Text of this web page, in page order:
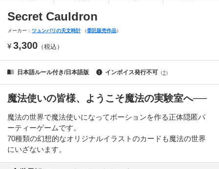
Secret Cauldron
メーカー： ツュンバリの天文時計 （委託販売作品）
¥ 3,300 （税込）
日本語ルール付き/日本語版 インボイス発行不可 （?）
魔法使いの皆様、ようこそ魔法の実験室へ──
魔法の世界で魔法使いになってポーションを作る正体隠匿パ
ーティーゲームです。
70種類の幻想的なオリジナルイラストのカードも魔法の世界
にいざないます。